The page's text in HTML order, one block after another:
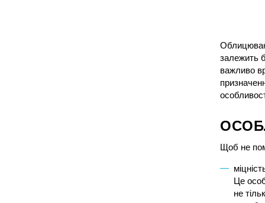
залежить
важливо
Щоб не
Це
не